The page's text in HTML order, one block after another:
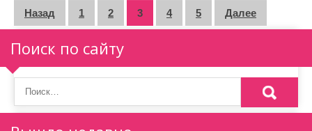
П
а
г
и
н
Назад 1 2 3 4 5 Далее
Поиск по сайту